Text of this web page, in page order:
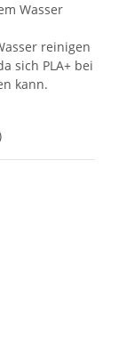
Wasser
reinigen
sich PLA+ bei
kann.